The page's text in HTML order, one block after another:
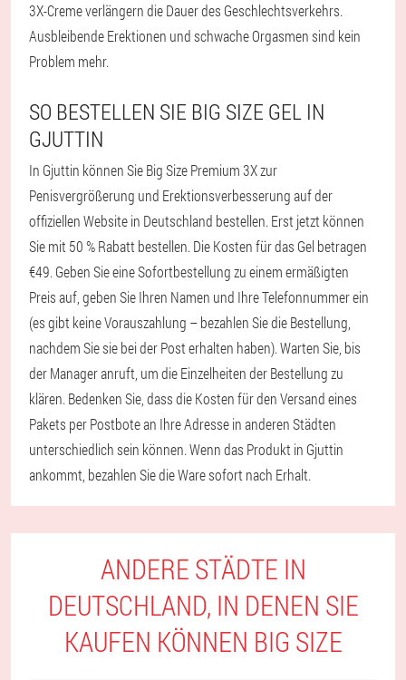
3X-Creme verlängern die Dauer des Geschlechtsverkehrs.
Ausbleibende Erektionen und schwache Orgasmen sind kein
Problem mehr.
SO BESTELLEN SIE BIG SIZE GEL IN
GJUTTIN
In Gjuttin können Sie Big Size Premium 3X zur
Penisvergrößerung und Erektionsverbesserung auf der
offiziellen Website in Deutschland bestellen. Erst jetzt können
Sie mit 50 % Rabatt bestellen. Die Kosten für das Gel betragen
€49. Geben Sie eine Sofortbestellung zu einem ermäßigten
Preis auf, geben Sie Ihren Namen und Ihre Telefonnummer ein
(es gibt keine Vorauszahlung – bezahlen Sie die Bestellung,
nachdem Sie sie bei der Post erhalten haben). Warten Sie, bis
der Manager anruft, um die Einzelheiten der Bestellung zu
klären. Bedenken Sie, dass die Kosten für den Versand eines
Pakets per Postbote an Ihre Adresse in anderen Städten
unterschiedlich sein können. Wenn das Produkt in Gjuttin
ankommt, bezahlen Sie die Ware sofort nach Erhalt.
ANDERE STÄDTE IN
DEUTSCHLAND, IN DENEN SIE
KAUFEN KÖNNEN BIG SIZE